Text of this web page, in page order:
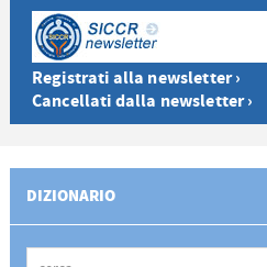
Registrati alla newsletter ›
Cancellati dalla newsletter ›
DIZIONARIO